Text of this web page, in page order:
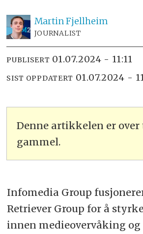
MartinFjellheim
JOURNALIST
PUBLISERT 01.07.2024 - 11:11
SIST OPPDATERT 01.07.2024 -
Denne artikkelen er over
gammel.
Infomedia Group
Retriever Group for å
innen medieovervåking og